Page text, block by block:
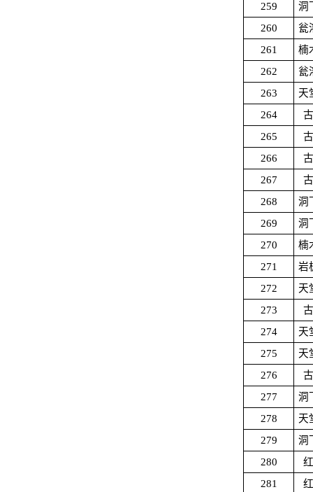
259
洞
260
瓮
261
楠
262
瓮
263
天
264
265
266
267
268
洞
269
洞
270
楠
271
岩
272
天
273
274
天
275
天
276
277
洞
278
天
279
洞
280
281